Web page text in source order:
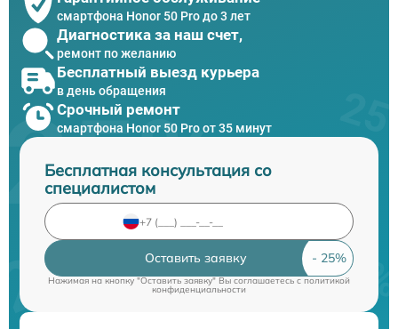
смартфона Honor 50 Pro до 3 лет
Диагностика за наш счет,
ремонт по желанию
Бесплатный выезд курьера
в день обращения
Срочный ремонт
смартфона Honor 50 Pro от 35 минут
Бесплатная консультация со
специалистом
Оставить заявку
Нажимая на кнопку "Оставить заявку" Вы соглашаетесь cполитикой
конфиденциальности